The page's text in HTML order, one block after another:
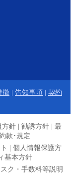
徴 | 告知事項 | 契約
方針 | 勧誘方針 | 最
款･規定
| 個人情報保護方
基本方針
スク・手数料等説明